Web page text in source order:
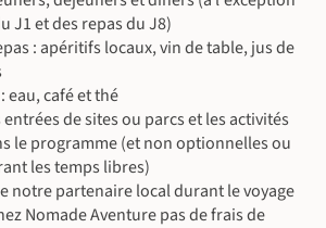
J1 et des repas du J8)
: apéritifs locaux, vin de table, jus de
eau, café et thé
entrées de sites ou parcs et les activités
le programme (et non optionnelles ou
les temps libres)
notre partenaire local durant le voyage
Nomade Aventure pas de frais de